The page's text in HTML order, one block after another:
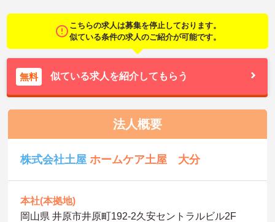
こちらの求人は募集を停止しております。
似ている条件の求人のご紹介が可能です。
無料 似ている求人を紹介してもらう
法人概要
株式会社土屋ホームケア土屋 大分
本社(本拠地)
岡山県 井原市井原町192‐2久安セントラルビル2F